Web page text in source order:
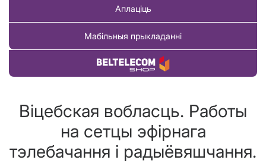
Аплаціць
Мабільныя прыкладанні
Купіць тавар
Віцебская вобласць. Работы
на сетцы эфірнага
тэлебачання і радыёвяшчання.